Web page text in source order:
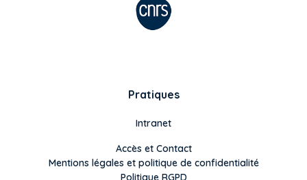
Pratiques
Intranet
Accès et Contact
Mentions légales et politique de confidentialité
Politique RGPD